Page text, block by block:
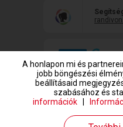
www.randivonal.hu ©
A honlapon mi és
jobb böngészési
beállításaid
szabásához és
információk